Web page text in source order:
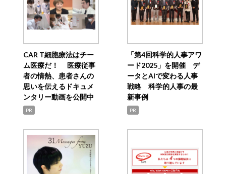
CAR T細胞療法はチー
ム医療だ！ 医療従事
者の情熱、患者さんの
思いを伝えるドキュメ
ンタリー動画を公開中
PR
「第4回科学的人事アワ
ード2025」を開催 デ
ータとAIで変わる人事
戦略 科学的人事の最
新事例
PR